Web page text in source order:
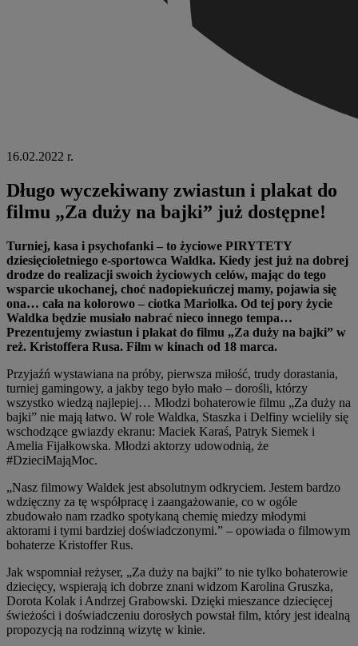
16.02.2022 r.
Długo wyczekiwany zwiastun i plakat do
filmu „Za duży na bajki” już dostępne!
Turniej, kasa i psychofanki – to życiowe PIRYTETY
dziesięcioletniego e-sportowca Waldka. Kiedy jest już na dobrej
drodze do realizacji swoich życiowych celów, mając do tego
wsparcie ukochanej, choć nadopiekuńczej mamy, pojawia się
ona… cała na kolorowo – ciotka Mariolka. Od tej pory życie
Waldka będzie musiało nabrać nieco innego tempa…
Prezentujemy zwiastun i plakat do filmu „Za duży na bajki” w
reż. Kristoffera Rusa. Film w kinach od 18 marca.
Przyjaźń wystawiana na próby, pierwsza miłość, trudy dorastania,
turniej gamingowy, a jakby tego było mało – dorośli, którzy
wszystko wiedzą najlepiej… Młodzi bohaterowie filmu „Za duży na
bajki” nie mają łatwo. W role Waldka, Staszka i Delfiny wcieliły się
wschodzące gwiazdy ekranu: Maciek Karaś, Patryk Siemek i
Amelia Fijałkowska. Młodzi aktorzy udowodnią, że
#DzieciMająMoc.
„Nasz filmowy Waldek jest absolutnym odkryciem. Jestem bardzo
wdzięczny za tę współpracę i zaangażowanie, co w ogóle
zbudowało nam rzadko spotykaną chemię miedzy młodymi
aktorami i tymi bardziej doświadczonymi.” – opowiada o filmowym
bohaterze Kristoffer Rus.
Jak wspomniał reżyser, „Za duży na bajki” to nie tylko bohaterowie
dziecięcy, wspierają ich dobrze znani widzom Karolina Gruszka,
Dorota Kolak i Andrzej Grabowski. Dzięki mieszance dziecięcej
świeżości i doświadczeniu dorosłych powstał film, który jest idealną
propozycją na rodzinną wizytę w kinie.